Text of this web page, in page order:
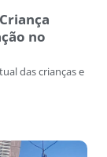
no
das crianças e